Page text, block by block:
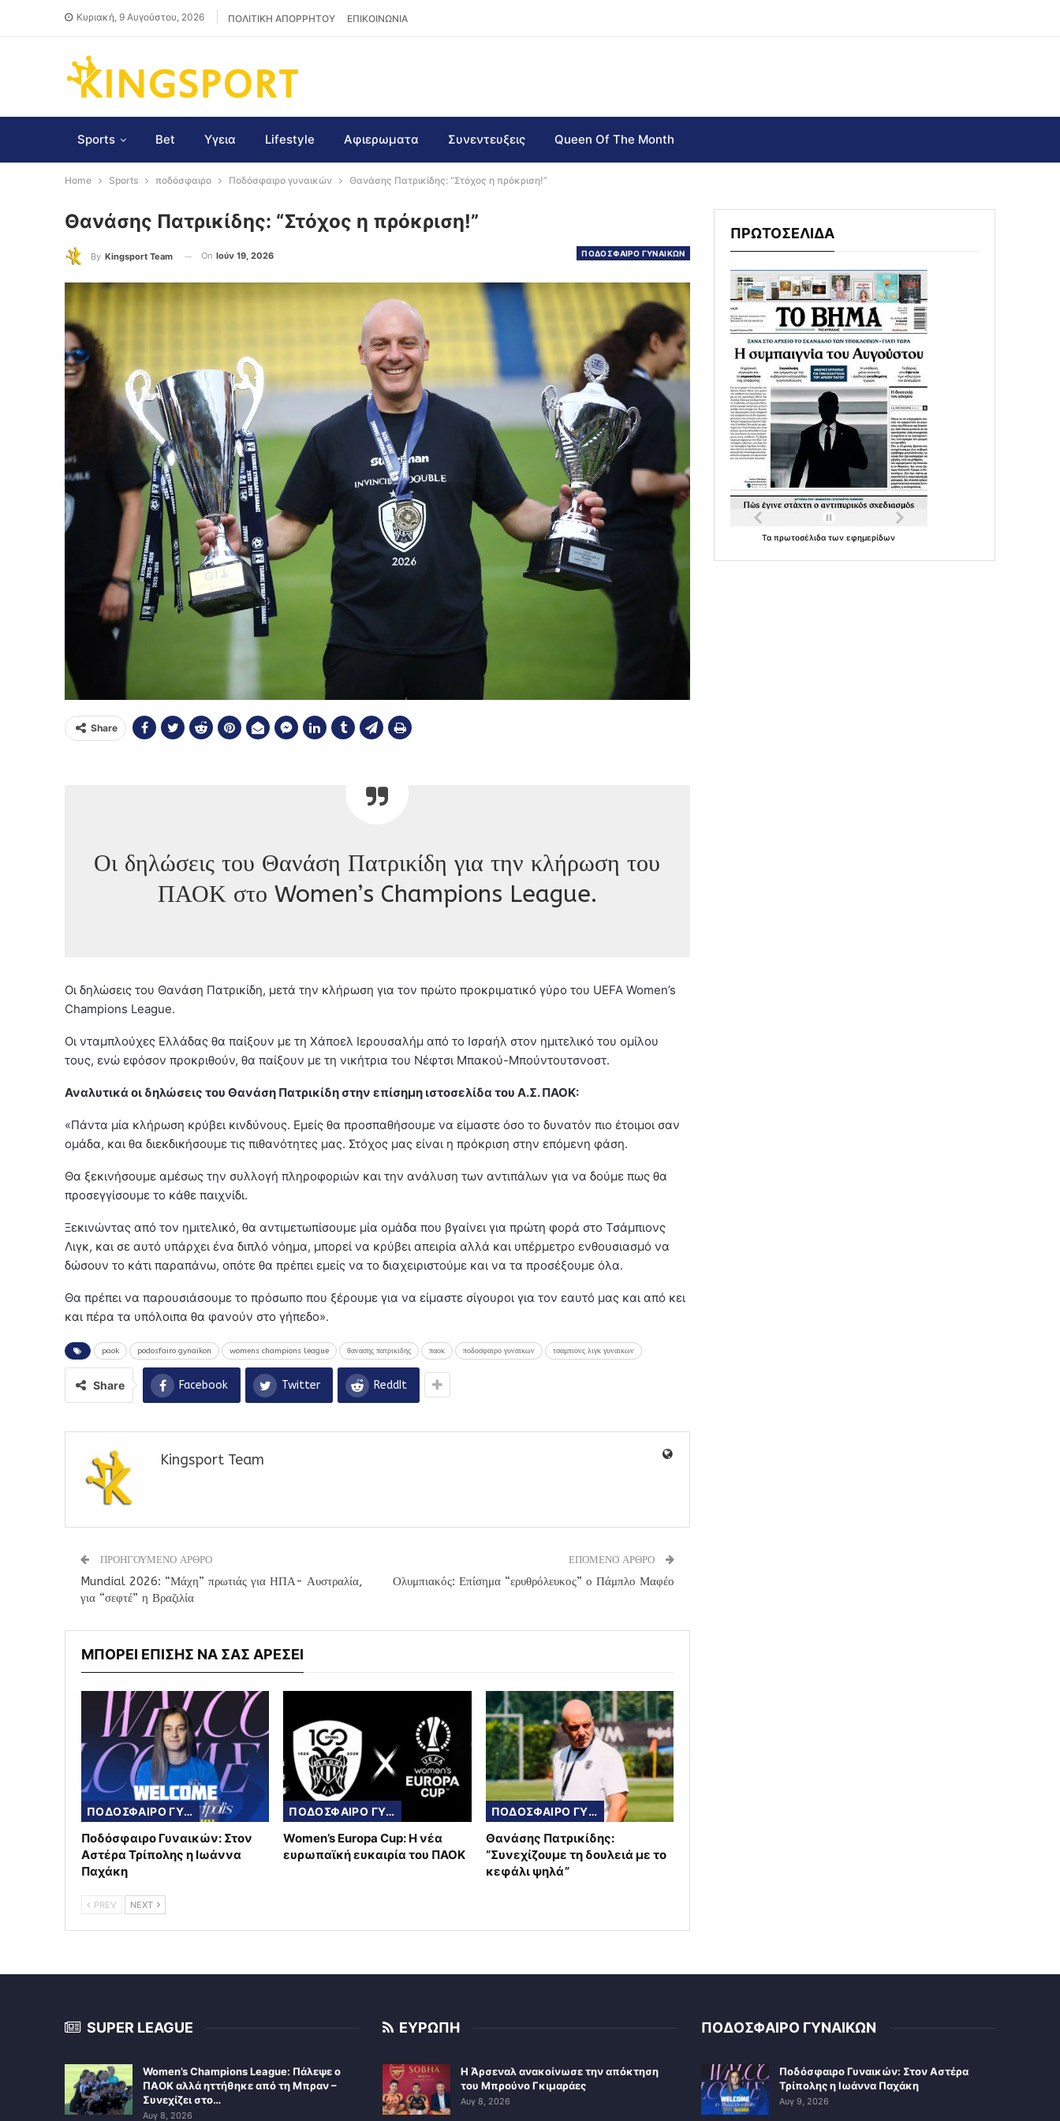
Κυριακή, 9 Αυγούστου, 2026 ΠΟΛΙΤΙΚΗ ΑΠΟΡΡΗΤΟΥ ΕΠΙΚΟΙΝΩΝΙΑ
Sports Bet Υγεια Lifestyle Αφιερωματα Συνεντευξεις Queen Of The Month
Home Sports ποδόσφαιρο Ποδόσφαιρο γυναικών Θανάσης Πατρικίδης: “Στόχος η πρόκριση!”
Θανάσης Πατρικίδης: “Στόχος η πρόκριση!”
ΠΟΔΟΣΦΑΙΡΟ ΓΥΝΑΙΚΩΝ
By Kingsport Team On Ιούν 19, 2026
Share
Οι δηλώσεις του Θανάση Πατρικίδη για την κλήρωση του
ΠΑΟΚ στο Women’s Champions League.
Οι δηλώσεις του Θανάση Πατρικίδη, μετά την κλήρωση για τον πρώτο προκριματικό γύρο του UEFA Women’s
Champions League.
Οι νταμπλούχες Ελλάδας θα παίξουν με τη Χάποελ Ιερουσαλήμ από το Ισραήλ στον ημιτελικό του ομίλου
τους, ενώ εφόσον προκριθούν, θα παίξουν με τη νικήτρια του Νέφτσι Μπακού-Μπούντουτσνοστ.
Αναλυτικά οι δηλώσεις του Θανάση Πατρικίδη στην επίσημη ιστοσελίδα του Α.Σ. ΠΑΟΚ:
«Πάντα μία κλήρωση κρύβει κινδύνους. Εμείς θα προσπαθήσουμε να είμαστε όσο το δυνατόν πιο έτοιμοι σαν
ομάδα, και θα διεκδικήσουμε τις πιθανότητες μας. Στόχος μας είναι η πρόκριση στην επόμενη φάση.
Θα ξεκινήσουμε αμέσως την συλλογή πληροφοριών και την ανάλυση των αντιπάλων για να δούμε πως θα
προσεγγίσουμε το κάθε παιχνίδι.
Ξεκινώντας από τον ημιτελικό, θα αντιμετωπίσουμε μία ομάδα που βγαίνει για πρώτη φορά στο Τσάμπιονς
Λιγκ, και σε αυτό υπάρχει ένα διπλό νόημα, μπορεί να κρύβει απειρία αλλά και υπέρμετρο ενθουσιασμό να
δώσουν το κάτι παραπάνω, οπότε θα πρέπει εμείς να το διαχειριστούμε και να τα προσέξουμε όλα.
Θα πρέπει να παρουσιάσουμε το πρόσωπο που ξέρουμε για να είμαστε σίγουροι για τον εαυτό μας και από κει
και πέρα τα υπόλοιπα θα φανούν στο γήπεδο».
paok podosfairo gynaikon womens champions league θανασης πατρικιδης παοκ ποδοσφαιρο γυναικων τσαμπιονς λιγκ γυναικων
Share Facebook Twitter ReddIt
Kingsport Team
ΠΡΟΗΓΟΥΜΕΝΟ ΑΡΘΡΟ
Mundial 2026: “Μάχη” πρωτιάς για ΗΠΑ- Αυστραλία,
για “σεφτέ” η Βραζιλία
ΕΠΟΜΕΝΟ ΑΡΘΡΟ
Ολυμπιακός: Επίσημα “ερυθρόλευκος” ο Πάμπλο Μαφέο
ΜΠΟΡΕΙ ΕΠΙΣΗΣ ΝΑ ΣΑΣ ΑΡΕΣΕΙ
ΠΟΔΟΣΦΑΙΡΟ ΓΥΝΑΙΚΩΝ
Ποδόσφαιρο Γυναικών: Στον
Αστέρα Τρίπολης η Ιωάννα
Παχάκη
ΠΟΔΟΣΦΑΙΡΟ ΓΥΝΑΙΚΩΝ
Women’s Europa Cup: Η νέα
ευρωπαϊκή ευκαιρία του ΠΑΟΚ
ΠΟΔΟΣΦΑΙΡΟ ΓΥΝΑΙΚΩΝ
Θανάσης Πατρικίδης:
“Συνεχίζουμε τη δουλειά με το
κεφάλι ψηλά”
PREV NEXT
ΠΡΩΤΟΣΕΛΙΔΑ
Ταπρωτοσέλιδατωνεφημερίδων
SUPER LEAGUE
Women’s Champions League: Πάλεψε ο
ΠΑΟΚ αλλά ηττήθηκε από τη Μπραν –
Συνεχίζει στο…
Αυγ 8, 2026
ΕΥΡΩΠΗ
Η Άρσεναλ ανακοίνωσε την απόκτηση
του Μπρούνο Γκιμαράες
Αυγ 8, 2026
ΠΟΔΟΣΦΑΙΡΟ ΓΥΝΑΙΚΩΝ
Ποδόσφαιρο Γυναικών: Στον Αστέρα
Τρίπολης η Ιωάννα Παχάκη
Αυγ 9, 2026